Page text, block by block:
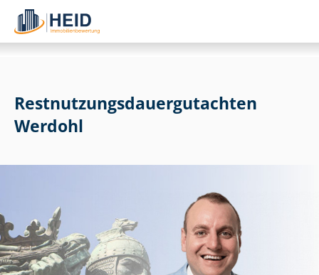
Rest­nut­zungs­dau­er­gut­ach­ten
Werdohl